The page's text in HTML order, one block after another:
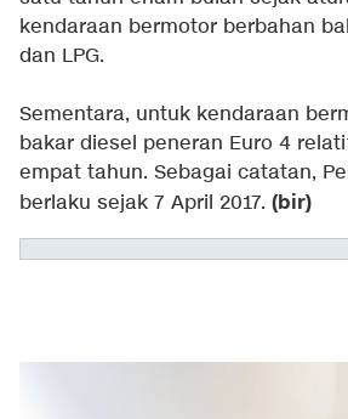
kendaraan bermotor berbahan
dan LPG.
Sementara, untuk kendaraan
bakar diesel peneran Euro 4
empat tahun. Sebagai catatan,
berlaku sejak 7 April 2017. (bir)